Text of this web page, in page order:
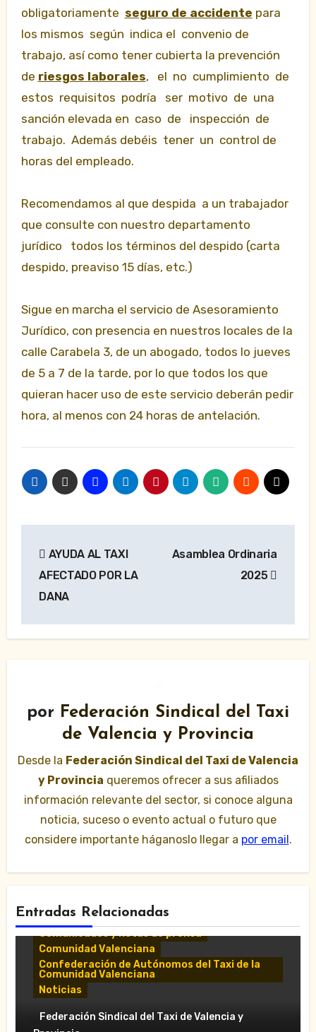
obligatoriamente seguro de accidente para
los mismos según indica el convenio de
trabajo, así como tener cubierta la prevención
de riesgos laborales, el no cumplimiento de
estos requisitos podría ser motivo de una
sanción elevada en caso de inspección de
trabajo. Además debéis tener un control de
horas del empleado.
Recomendamos al que despida a un trabajador
que consulte con nuestro departamento
jurídico todos los términos del despido (carta
despido, preaviso 15 días, etc.)
Sigue en marcha el servicio de Asesoramiento
Jurídico, con presencia en nuestros locales de la
calle Carabela 3, de un abogado, todos lo jueves
de 5 a 7 de la tarde, por lo que todos los que
quieran hacer uso de este servicio deberán pedir
hora, al menos con 24 horas de antelación.
de
entradas
AYUDA AL TAXI
AFECTADO POR LA
DANA
Asamblea Ordinaria
2025
por Federación Sindical del Taxi
de Valencia y Provincia
Desde la Federación Sindical del Taxi de Valencia
y Provincia queremos ofrecer a sus afiliados
información relevante del sector, si conoce alguna
noticia, suceso o evento actual o futuro que
considere importante háganoslo llegar a por email.
Entradas Relacionadas
Comunicados y notas de prensa
Comunidad Valenciana
Confederación de Autónomos del Taxi de la
Comunidad Valenciana
Noticias
«El taxi de Alicante muestra su
Federación Sindical del Taxi de Valencia y